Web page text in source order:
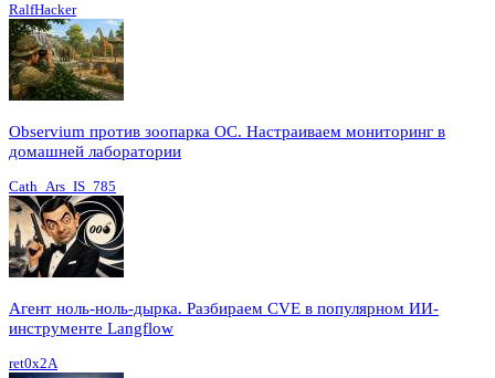
RalfHacker
Observium против зоопарка ОС. Настраиваем мониторинг в
домашней лаборатории
Cath_Ars_IS_785
Агент ноль-ноль-дырка. Разбираем CVE в популярном ИИ-
инструменте Langflow
ret0x2A